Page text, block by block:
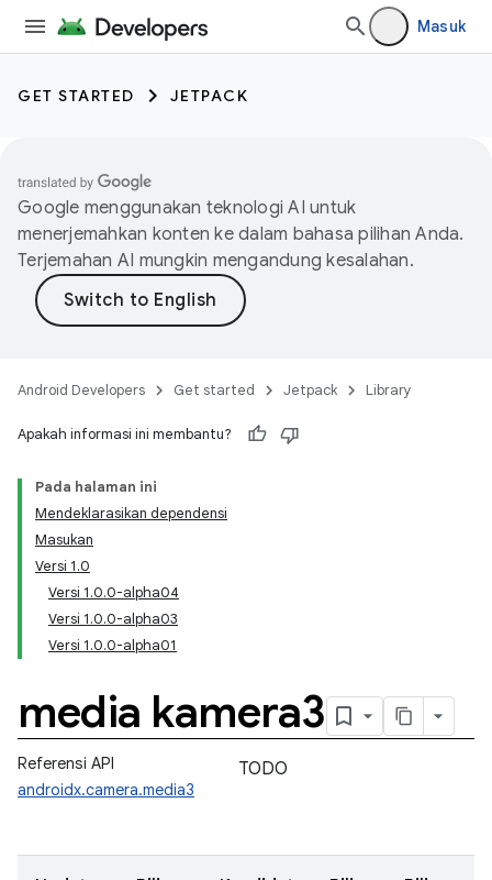
Masuk
GET STARTED JETPACK
Google menggunakan teknologi AI untuk
menerjemahkan konten ke dalam bahasa pilihan Anda.
Terjemahan AI mungkin mengandung kesalahan.
Android Developers Get started Jetpack Library
Apakah informasi ini membantu?
Pada halaman ini
Mendeklarasikan dependensi
Masukan
Versi 1.0
Versi 1.0.0-alpha04
Versi 1.0.0-alpha03
Versi 1.0.0-alpha01
media kamera3
Referensi API
androidx.camera.media3
TODO